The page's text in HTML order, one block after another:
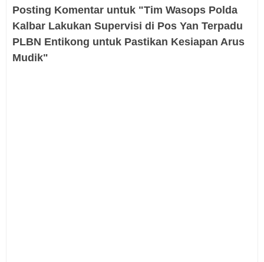
Posting Komentar untuk "Tim Wasops Polda
Kalbar Lakukan Supervisi di Pos Yan Terpadu
PLBN Entikong untuk Pastikan Kesiapan Arus
Mudik"